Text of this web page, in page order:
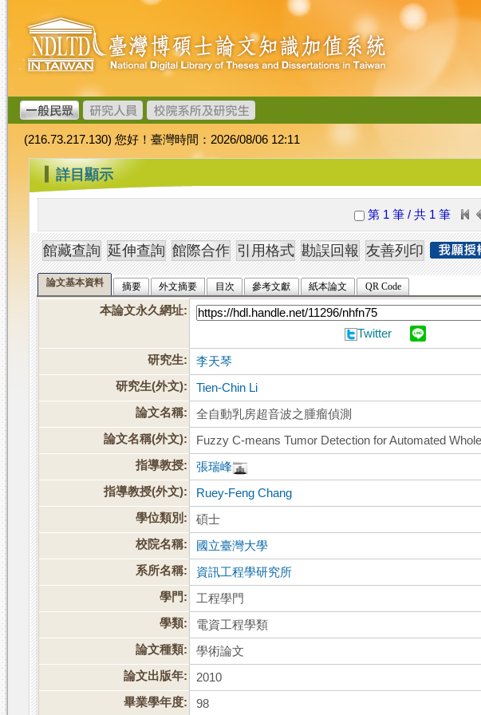
跳
到
主
要
內
容
臺
灣
博
碩
士
論
文
加
值
系
統
(216.73.217.130) 您好！臺灣時間：2026/08/06 12:11
::: 詳目顯示
第 1 筆 / 共 1 筆
論文基本資料 摘要 外文摘要 目次 參考文獻 紙本論文 QR Code
本論文永久網址:
Twitter
研究生:
李天琴
研究生(外文):
Tien-Chin Li
論文名稱:
全自動乳房超音波之腫瘤偵測
論文名稱(外文):
Fuzzy C-means Tumor Detection for Automated
指導教授:
張瑞峰
指導教授(外文):
Ruey-Feng Chang
學位類別:
碩士
校院名稱:
國立臺灣大學
系所名稱:
資訊工程學研究所
學門:
工程學門
學類:
電資工程學類
論文種類:
學術論文
論文出版年:
2010
畢業學年度:
98